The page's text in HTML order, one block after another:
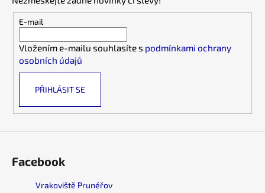
p
r
k
y
u
E-mail
Vložením e-mailu souhlasíte s podmínkami ochrany
osobních údajů
PŘIHLÁSIT SE
Facebook
Vrakoviště Prunéřov